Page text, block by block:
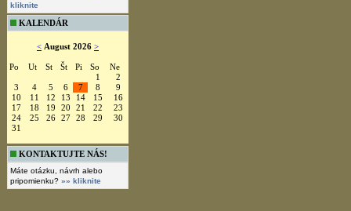
kliknite
KALENDÁR
< August 2026 >
Po Ut St Št Pi So
Ne
1
2
3
4 5 6 7 8
9
10
11 12 13 14 15
16
17
18 19 20 21 22
23
24
25 26 27 28 29
30
31
KONTAKTUJTE NÁS!
Máte otázku, návrh alebo
pripomienku? »» kliknite